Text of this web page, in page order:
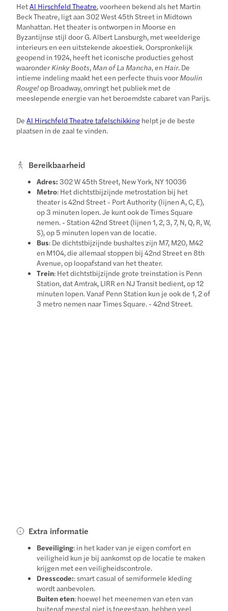
HetAl Hirschfeld Theatre, voorheen bekend als het Martin
Beck Theatre, ligt aan 302 West 45th Street in Midtown
Manhattan. Het theater is ontworpen in Moorse en
Byzantijnse stijl door G. Albert Lansburgh, met weelderige
interieurs en een uitstekende akoestiek. Oorspronkelijk
geopend in 1924, heeft het iconische producties gehost
waaronder Kinky Boots, Man of La Mancha, en Hair. De
intieme indeling maakt het een perfecte thuis voor Moulin
Rouge!op Broadway, omringt het publiek met de
meeslepende energie van het beroemdste cabaret van Parijs.
DeAl Hirschfeld Theatre tafelschikking helpt je de beste
plaatsen in de zaal te vinden.
Bereikbaarheid
Adres: 302 W 45th Street, New York, NY 10036
Metro: Het dichtstbijzijnde metrostation bij het
theater is 42nd Street - Port Authority (lijnen A, C, E),
op 3 minuten lopen. Je kunt ook de Times Square
nemen. - Station 42nd Street (lijnen 1, 2, 3, 7, N, Q, R, W,
S), op 5 minuten lopen van de locatie.
Bus: De dichtstbijzijnde bushaltes zijn M7, M20, M42
en M104, die allemaal stoppen bij 42nd Street en 8th
Avenue, op loopafstand van het theater.
Trein: Het dichtstbijzijnde grote treinstation is Penn
Station, dat Amtrak, LIRR en NJ Transit bedient, op 12
minuten lopen. Vanaf Penn Station kun je ook de 1, 2 of
3 metro nemen naar Times Square. - 42nd Street.
Extra informatie
Beveiliging: in het kader van je eigen comfort en
veiligheid kun je bij aankomst op de locatie te maken
krijgen met een veiligheidscontrole.
Dresscode:: smart casual of semiformele kleding
wordt aanbevolen.
Buiten eten: hoewel het meenemen van eten van
buitenaf meestal niet is toegestaan, hebben veel